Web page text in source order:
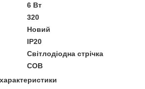
6 Вт
320
Новий
IP20
Світлодіодна стрічка
COB